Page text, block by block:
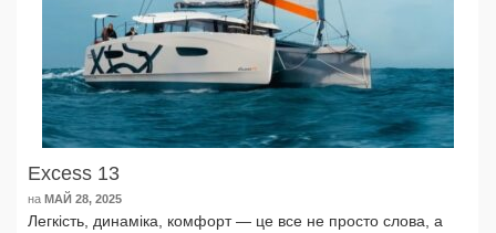
Excess 13
на МАЙ 28, 2025
Легкість, динаміка, комфорт — це все не просто слова, а